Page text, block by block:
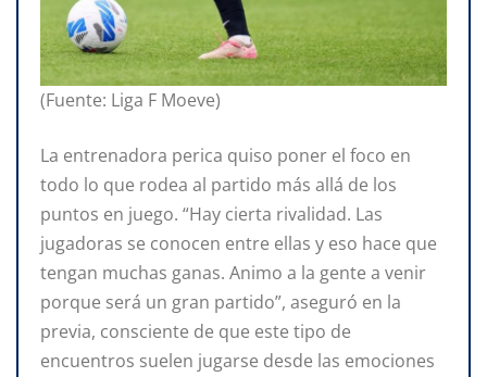
(Fuente: Liga F Moeve)
La entrenadora perica quiso poner el foco en
todo lo que rodea al partido más allá de los
puntos en juego. “Hay cierta rivalidad. Las
jugadoras se conocen entre ellas y eso hace que
tengan muchas ganas. Animo a la gente a venir
porque será un gran partido”, aseguró en la
previa, consciente de que este tipo de
encuentros suelen jugarse desde las emociones